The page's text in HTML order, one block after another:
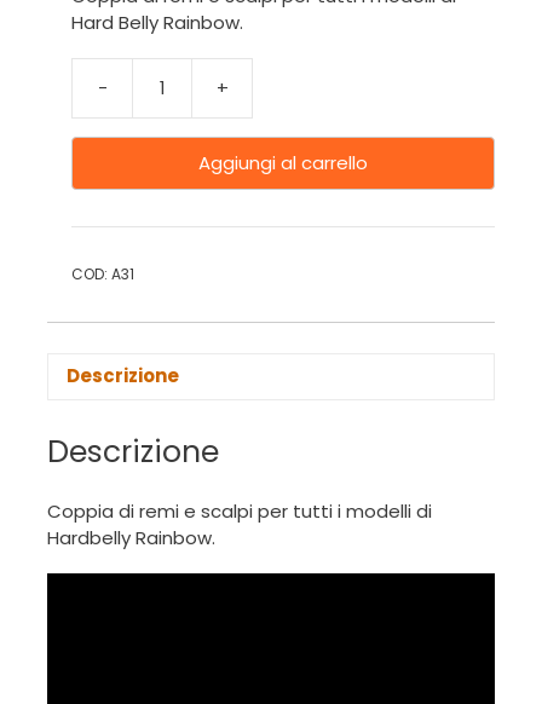
Hard Belly Rainbow.
- +
Aggiungi al carrello
COD: A31
Descrizione
Descrizione
Coppia di remi e scalpi per tutti i modelli di
Hardbelly Rainbow.